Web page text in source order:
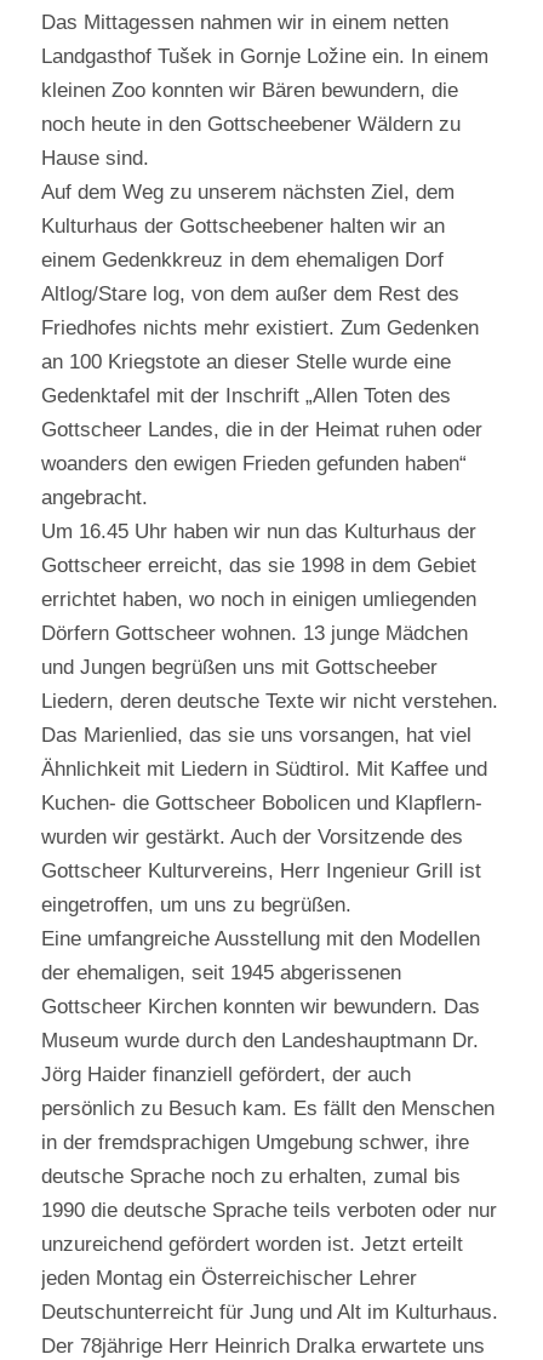
Das Mittagessen nahmen wir in einem netten
Landgasthof Tušek in Gornje Ložine ein. In einem
kleinen Zoo konnten wir Bären bewundern, die
noch heute in den Gottscheebener Wäldern zu
Hause sind.
Auf dem Weg zu unserem nächsten Ziel, dem
Kulturhaus der Gottscheebener halten wir an
einem Gedenkkreuz in dem ehemaligen Dorf
Altlog/Stare log, von dem außer dem Rest des
Friedhofes nichts mehr existiert. Zum Gedenken
an 100 Kriegstote an dieser Stelle wurde eine
Gedenktafel mit der Inschrift „Allen Toten des
Gottscheer Landes, die in der Heimat ruhen oder
woanders den ewigen Frieden gefunden haben“
angebracht.
Um 16.45 Uhr haben wir nun das Kulturhaus der
Gottscheer erreicht, das sie 1998 in dem Gebiet
errichtet haben, wo noch in einigen umliegenden
Dörfern Gottscheer wohnen. 13 junge Mädchen
und Jungen begrüßen uns mit Gottscheeber
Liedern, deren deutsche Texte wir nicht verstehen.
Das Marienlied, das sie uns vorsangen, hat viel
Ähnlichkeit mit Liedern in Südtirol. Mit Kaffee und
Kuchen- die Gottscheer Bobolicen und Klapflern-
wurden wir gestärkt. Auch der Vorsitzende des
Gottscheer Kulturvereins, Herr Ingenieur Grill ist
eingetroffen, um uns zu begrüßen.
Eine umfangreiche Ausstellung mit den Modellen
der ehemaligen, seit 1945 abgerissenen
Gottscheer Kirchen konnten wir bewundern. Das
Museum wurde durch den Landeshauptmann Dr.
Jörg Haider finanziell gefördert, der auch
persönlich zu Besuch kam. Es fällt den Menschen
in der fremdsprachigen Umgebung schwer, ihre
deutsche Sprache noch zu erhalten, zumal bis
1990 die deutsche Sprache teils verboten oder nur
unzureichend gefördert worden ist. Jetzt erteilt
jeden Montag ein Österreichischer Lehrer
Deutschunterreicht für Jung und Alt im Kulturhaus.
Der 78jährige Herr Heinrich Dralka erwartete uns